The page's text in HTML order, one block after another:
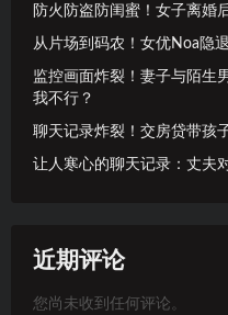
防火防盗防闺蜜！女子离婚
从片场到码农！女优Noa隐
监控画面炸裂！妻子与陌生
我不行？
聊天记录炸裂！交房贷带孩
让人寒心的聊天记录：丈夫
近期评论
您尚未收到任何评论。